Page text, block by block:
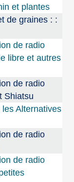
et plantes
de graines : :
de radio
libre et autres
de radio
Shiatsu
Alternatives
de radio
de radio